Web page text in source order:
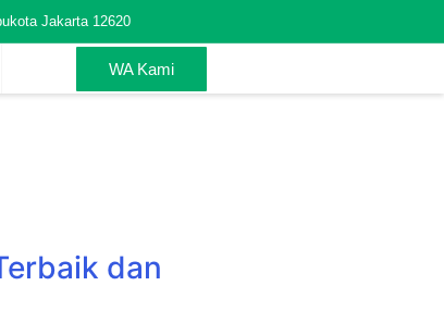
Jakarta 12620
WA Kami
dan